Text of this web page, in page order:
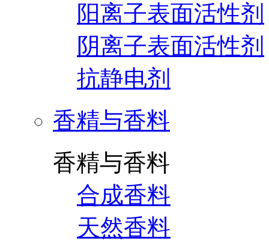
阳离子表面活性剂
阴离子表面活性剂
抗静电剂
香精与香料
香精与香料
合成香料
天然香料